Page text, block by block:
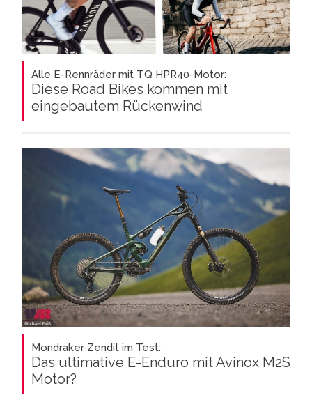
Alle E-Rennräder mit TQ HPR40-Motor:
Diese Road Bikes kommen mit
eingebautem Rückenwind
Mondraker Zendit im Test:
Das ultimative E-Enduro mit Avinox M2S
Motor?